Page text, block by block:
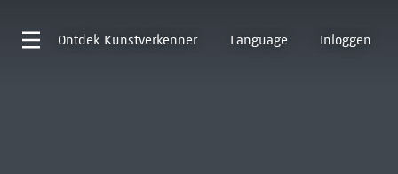
Ontdek Kunstverkenner Language Inloggen